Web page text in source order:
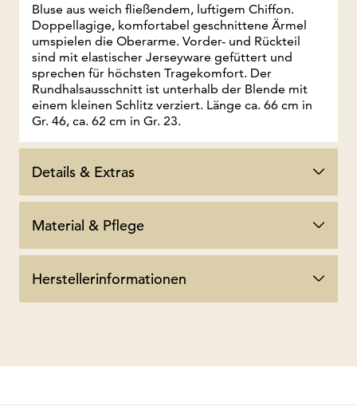
Bluse aus weich fließendem, luftigem Chiffon.
Doppellagige, komfortabel geschnittene Ärmel
umspielen die Oberarme. Vorder- und Rückteil
sind mit elastischer Jerseyware gefüttert und
sprechen für höchsten Tragekomfort. Der
Rundhalsausschnitt ist unterhalb der Blende mit
einem kleinen Schlitz verziert. Länge ca. 66 cm in
Gr. 46, ca. 62 cm in Gr. 23.
Details & Extras
Material & Pflege
Herstellerinformationen